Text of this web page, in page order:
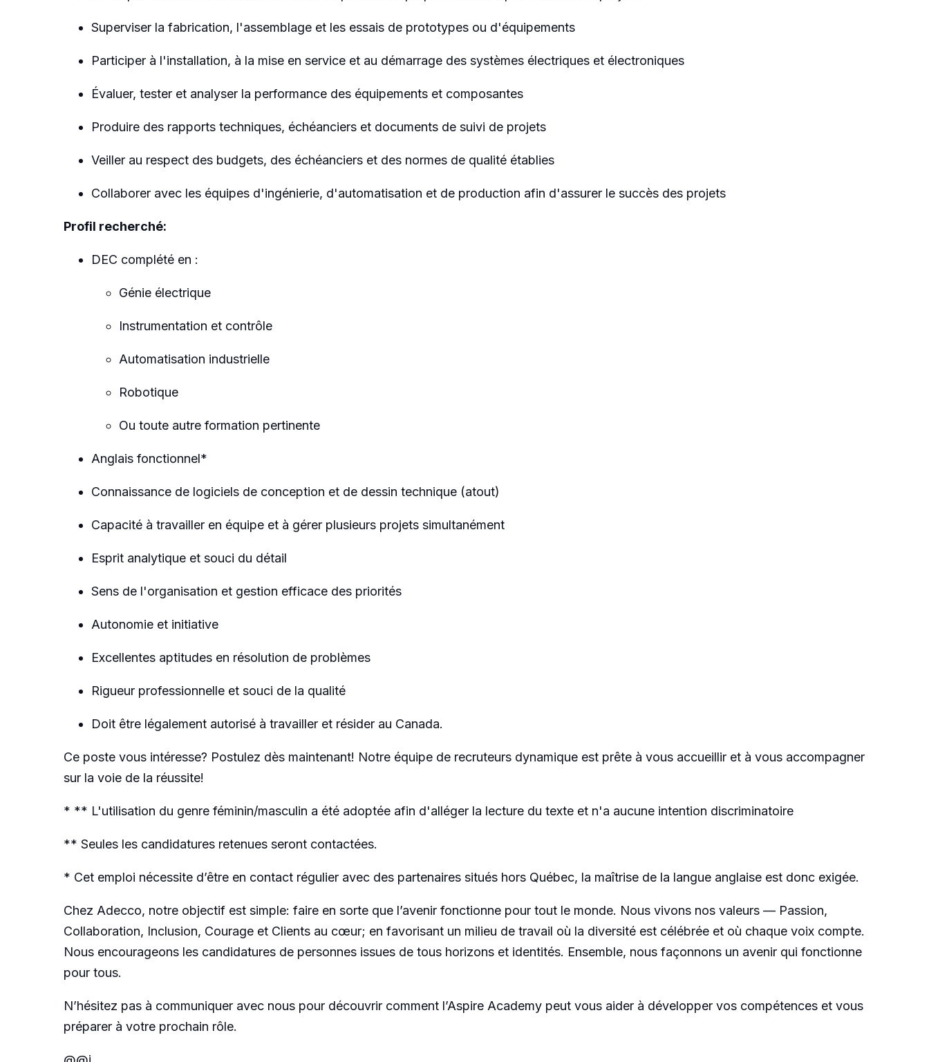
Superviser la fabrication, l'assemblage et les essais de prototypes ou d'équipements
Participer à l'installation, à la mise en service et au démarrage des systèmes électriques et électroniques
Évaluer, tester et analyser la performance des équipements et composantes
Produire des rapports techniques, échéanciers et documents de suivi de projets
Veiller au respect des budgets, des échéanciers et des normes de qualité établies
Collaborer avec les équipes d'ingénierie, d'automatisation et de production afin d'assurer le succès des projets
Profil recherché:
DEC complété en :
Génie électrique
Instrumentation et contrôle
Automatisation industrielle
Robotique
Ou toute autre formation pertinente
Anglais fonctionnel*
Connaissance de logiciels de conception et de dessin technique (atout)
Capacité à travailler en équipe et à gérer plusieurs projets simultanément
Esprit analytique et souci du détail
Sens de l'organisation et gestion efficace des priorités
Autonomie et initiative
Excellentes aptitudes en résolution de problèmes
Rigueur professionnelle et souci de la qualité
Doit être légalement autorisé à travailler et résider au Canada.
Ce poste vous intéresse? Postulez dès maintenant! Notre équipe de recruteurs dynamique est prête à vous accueillir et à vous accompagner
sur la voie de la réussite!
* ** L'utilisation du genre féminin/masculin a été adoptée afin d'alléger la lecture du texte et n'a aucune intention discriminatoire
** Seules les candidatures retenues seront contactées.
* Cet emploi nécessite d’être en contact régulier avec des partenaires situés hors Québec, la maîtrise de la langue anglaise est donc exigée.
Chez Adecco, notre objectif est simple: faire en sorte que l’avenir fonctionne pour tout le monde. Nous vivons nos valeurs — Passion,
Collaboration, Inclusion, Courage et Clients au cœur; en favorisant un milieu de travail où la diversité est célébrée et où chaque voix compte.
Nous encourageons les candidatures de personnes issues de tous horizons et identités. Ensemble, nous façonnons un avenir qui fonctionne
pour tous.
N’hésitez pas à communiquer avec nous pour découvrir comment l’Aspire Academy peut vous aider à développer vos compétences et vous
préparer à votre prochain rôle.